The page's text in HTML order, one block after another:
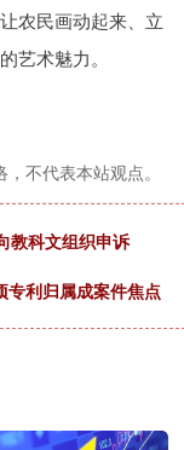
农民画动起来、立
艺术魅力。
不代表本站观点。
教科文组织申诉
专利归属成案件焦点